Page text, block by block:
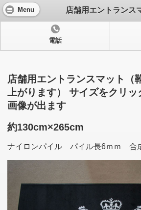
Menu
電話
店舗用エントランスマット（
上がります） サイズをクリッ
画像が出ます
約130cm×265cm
ナイロンパイル パイル長6ｍｍ 合